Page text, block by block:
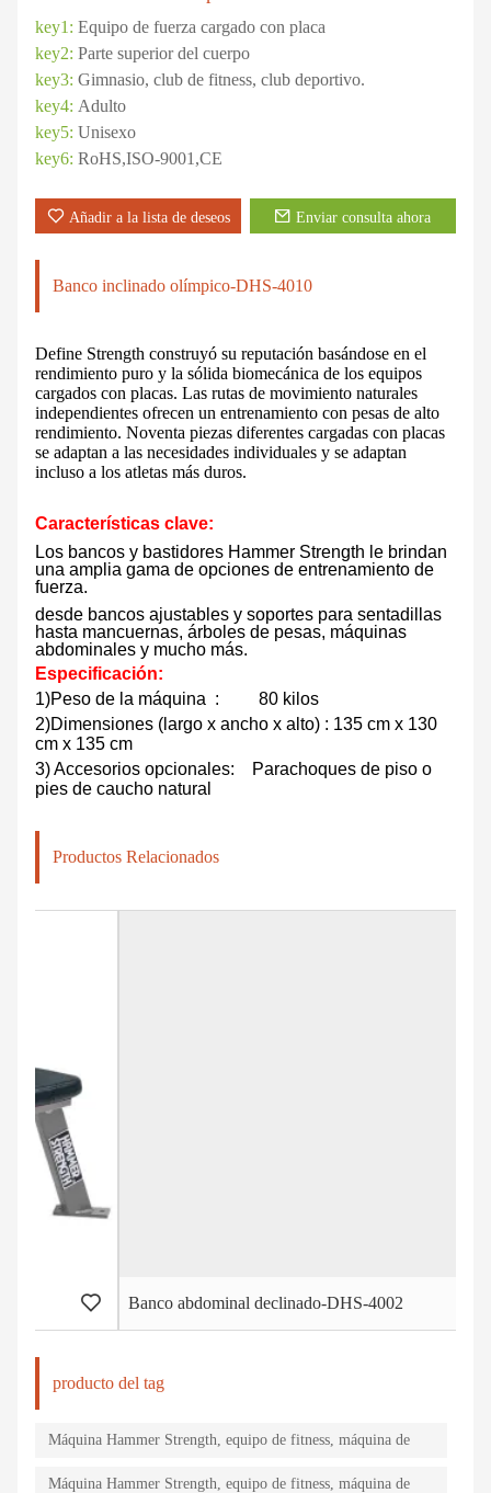
key1: Equipo de fuerza cargado con placa
key2: Parte superior del cuerpo
key3: Gimnasio, club de fitness, club deportivo.
key4: Adulto
key5: Unisexo
key6: RoHS,ISO-9001,CE
Añadir a la lista de deseos Enviar consulta ahora
Banco inclinado olímpico-DHS-4010
Define Strength construyó su reputación basándose en el
rendimiento puro y la sólida biomecánica de los equipos
cargados con placas. Las rutas de movimiento naturales
independientes ofrecen un entrenamiento con pesas de alto
rendimiento. Noventa piezas diferentes cargadas con placas
se adaptan a las necesidades individuales y se adaptan
incluso a los atletas más duros.
Características clave:
Los bancos y bastidores Hammer Strength le brindan
una amplia gama de opciones de entrenamiento de
fuerza.
desde bancos ajustables y soportes para sentadillas
hasta mancuernas, árboles de pesas, máquinas
abdominales y mucho más.
Especificación:
1)Peso de la máquina :
80 kilos
2)Dimensiones (largo x ancho x alto) : 135 cm x 130
cm x 135 cm
3) Accesorios opcionales:
Parachoques de piso o
pies de caucho natural
Productos Relacionados
Banco abdominal declinado-DHS-4002
producto del tag
Máquina Hammer Strength, equipo de fitness, máquina de
gimnasio, equipo de fuerza
Máquina Hammer Strength, equipo de fitness, máquina de